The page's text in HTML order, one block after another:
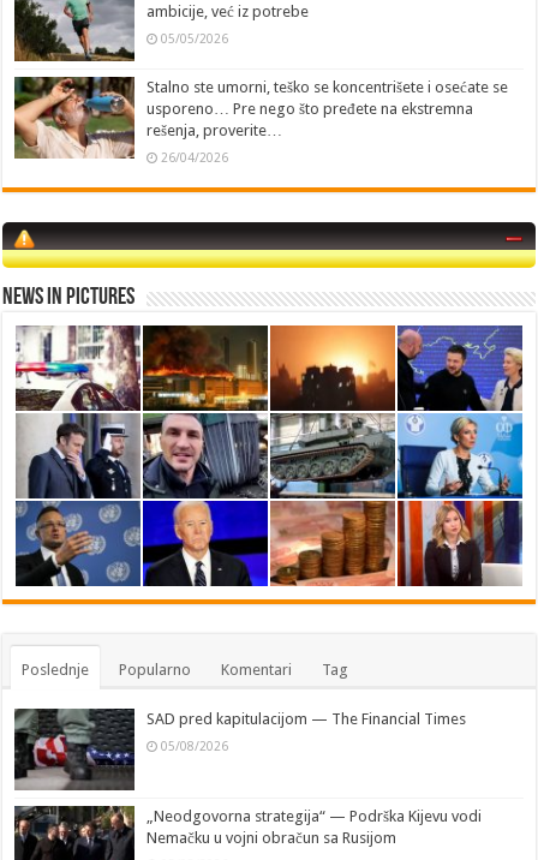
ambicije, već iz potrebe
05/05/2026
Stalno ste umorni, teško se koncentrišete i osećate se
usporeno… Pre nego što pređete na ekstremna
rešenja, proverite…
26/04/2026
News in Pictures
Poslednje Popularno Komentari Tag
SAD pred kapitulacijom — The Financial Times
05/08/2026
„Neodgovorna strategija“ — Podrška Kijevu vodi
Nemačku u vojni obračun sa Rusijom